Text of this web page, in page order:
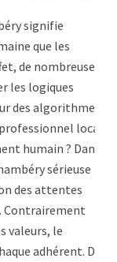
signifie
que les
de nombreuses
les logiques
des algorithmes.
local
humain ? Dans
sérieuse
des attentes
Contrairement
valeurs, le
adhérent. De